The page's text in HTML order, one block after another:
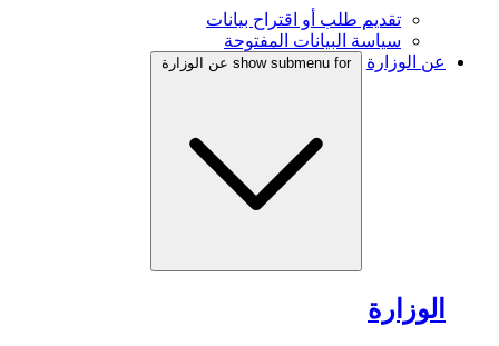
تقديم طلب أو اقتراح بيانات
سياسة البيانات المفتوحة
عن الوزارة
show submenu for عن الوزارة
الوزارة